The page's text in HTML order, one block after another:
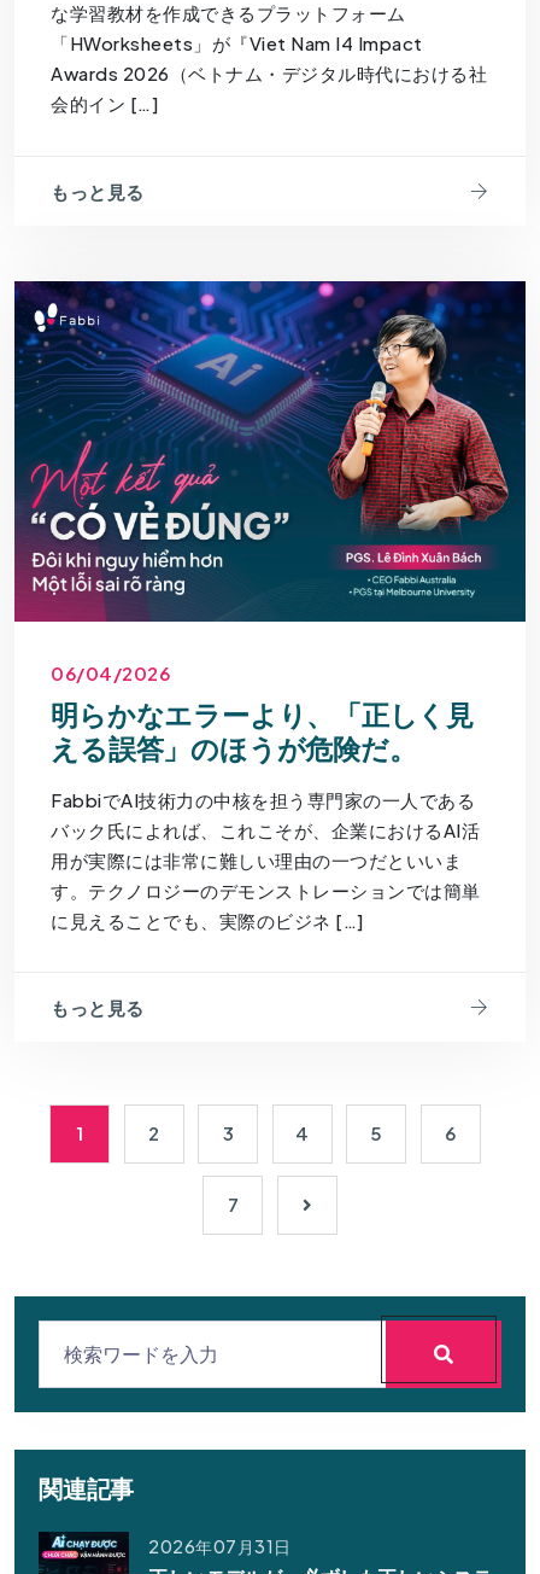
な学習教材を作成できるプラットフォーム
「HWorksheets」が『Viet Nam I4 Impact
Awards 2026（ベトナム・デジタル時代における社
会的イン […]
もっと見る
06/04/2026
明らかなエラーより、「正しく見
える誤答」のほうが危険だ。
FabbiでAI技術力の中核を担う専門家の一人である
バック氏によれば、これこそが、企業におけるAI活
用が実際には非常に難しい理由の一つだといいま
す。テクノロジーのデモンストレーションでは簡単
に見えることでも、実際のビジネ […]
もっと見る
1 2 3 4 5 6
7
関連記事
2026年07月31日